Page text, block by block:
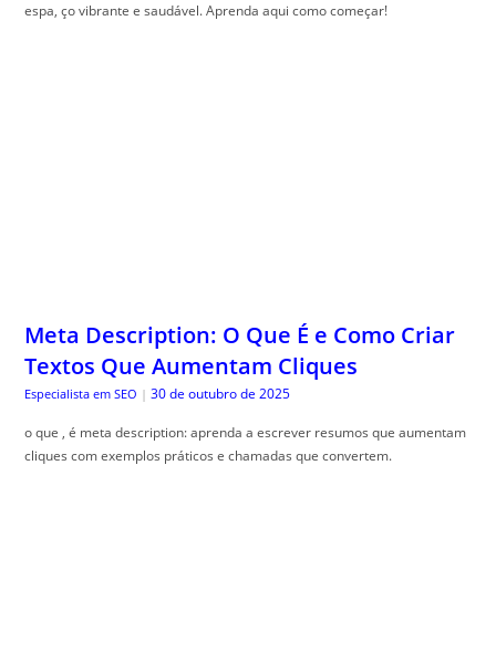
espa, ço vibrante e saudável. Aprenda aqui como começar!
Meta Description: O Que É e Como Criar
Textos Que Aumentam Cliques
Especialista em SEO | 30 de outubro de 2025
o que , é meta description: aprenda a escrever resumos que aumentam
cliques com exemplos práticos e chamadas que convertem.